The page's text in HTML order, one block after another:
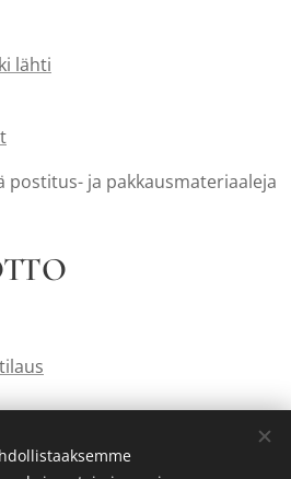
lähti
postitus- ja pakkausmateriaaleja